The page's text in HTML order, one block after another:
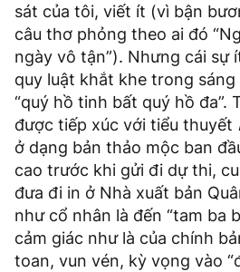
sát của tôi, viết ít (vì bận
câu thơ phỏng theo ai đó
ngày vô tận”). Nhưng cái sự
quy luật khắt khe trong
“quý hồ tinh bất quý hồ đa”.
được tiếp xúc với tiểu thuyết
ở dạng bản thảo mộc ban
cao trước khi gửi đi dự thi,
đưa đi in ở Nhà xuất bản
như cổ nhân là đến “tam ba
cảm giác như là của chính
toan, vun vén, kỳ vọng vào